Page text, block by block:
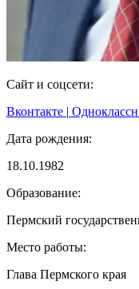
Сайт и соцсети:
Вконтакте |
Дата рождения:
18.10.1982
Образование:
Пермский
Место работы:
Глава Пермского края